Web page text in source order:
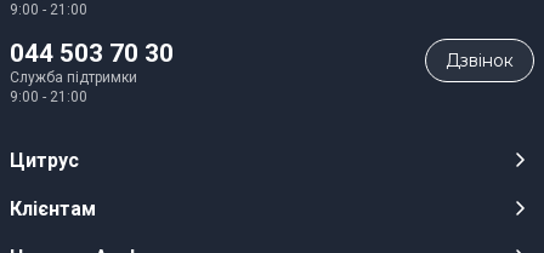
9:00 - 21:00
044 503 70 30
Служба підтримки
9:00 - 21:00
Дзвiнок
Цитрус
Кар’єра
Клієнтам